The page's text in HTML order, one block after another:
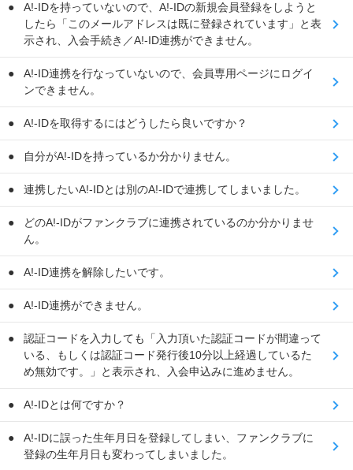
A!-IDを持っていないので、A!-IDの新規会員登録をしようと
したら「このメールアドレスは既に登録されています」と表
示され、入会手続き／A!-ID連携ができません。
A!-ID連携を行なっていないので、会員専用ページにログイ
ンできません。
A!-IDを取得するにはどうしたら良いですか？
自分がA!-IDを持っているか分かりません。
連携したいA!-IDとは別のA!-IDで連携してしまいました。
どのA!-IDがファンクラブに連携されているのか分かりませ
ん。
A!-ID連携を解除したいです。
A!-ID連携ができません。
認証コードを入力しても「入力頂いた認証コードが間違って
いる、もしくは認証コード発行後10分以上経過しているた
め無効です。」と表示され、入会申込みに進めません。
A!-IDとは何ですか？
A!-IDに誤った生年月日を登録してしまい、ファンクラブに
登録の生年月日も変わってしまいました。